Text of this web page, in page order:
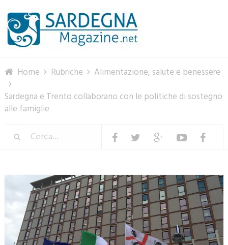
Home Rubriche
Alimentazione, salute e benessere
Sardegna e Trento collaborano con le politiche di sostegno
alle famiglie